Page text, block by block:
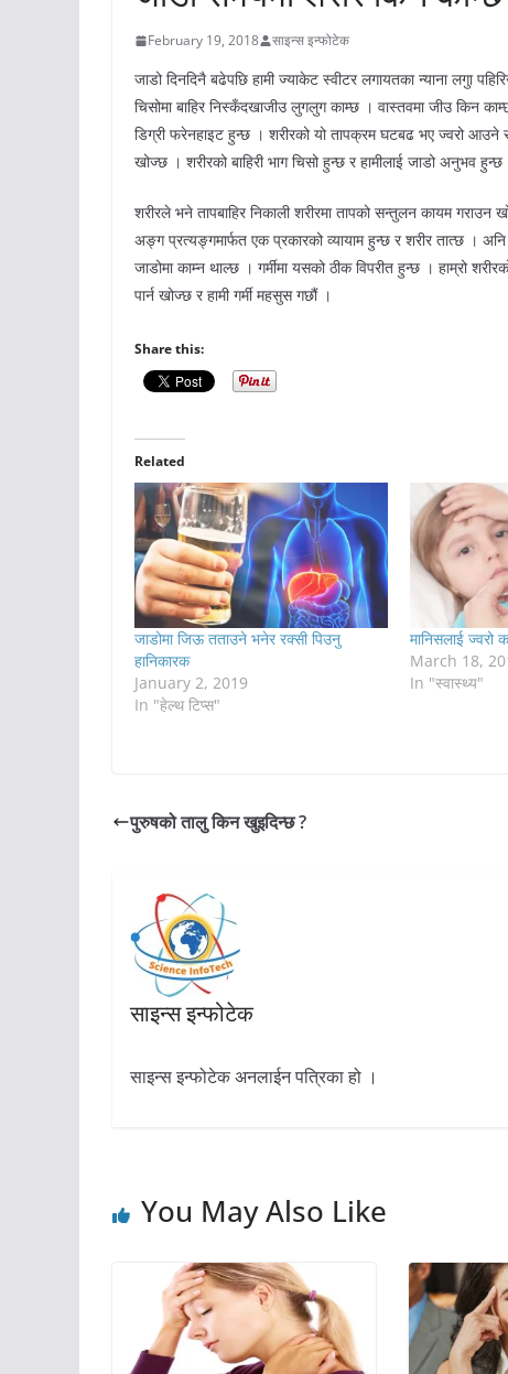
February 19, 2018 साइन्स इन्फोटेक
जाडो दिनदिनै बढेपछि हामी ज्याकेट स्वीटर लगायतका न्याना लगुा
चिसोमा बाहिर निस्कँदखाजीउ लुगलुग काम्छ । वास्तवमा जीउ किन
डिग्री फरेनहाइट हुन्छ । शरीरको यो तापक्रम घटबढ भए ज्वरो आउने र
खोज्छ । शरीरको बाहिरी भाग चिसो हुन्छ र हामीलाई जाडो अनुभव हुन्छ
शरीरले भने तापबाहिर निकाली शरीरमा तापको सन्तुलन कायम
अङ्ग प्रत्यङ्गमार्फत एक प्रकारको व्यायाम हुन्छ र शरीर तात्छ ।
जाडोमा काम्न थाल्छ । गर्मीमा यसको ठीक विपरीत हुन्छ । हाम्रो
पार्न खोज्छ र हामी गर्मी महसुस गछौं ।
Share this:
Related
जाडोमा जिऊ तताउने भनेर रक्सी पिउनु
हानिकारक
January 2, 2019
In "हेल्थ टिप्स"
मानिसलाई
March 18,
In "स्वास्थ्य"
पुरुषको तालु किन खुइदिन्छ ?
साइन्स इन्फोटेक
साइन्स इन्फोटेक अनलाईन पत्रिका हो ।
You May Also Like